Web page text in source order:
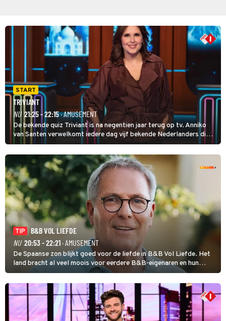
START
TRIVIANT
NU 21:25 - 22:15· AMUSEMENT
De bekende quiz Triviant is na negentien jaar terug op tv. Anniko
van Santen verwelkomt iedere dag vijf bekende Nederlanders die
vragen beantwoorden in verschillende categorieën. De beste
speler gaat direct door naar de finaleweek.
TIP
B&B VOL LIEFDE
NU 20:53 - 22:21· AMUSEMENT
De Spaanse zon blijkt goed voor de liefde in B&B Vol Liefde. Het
land bracht al veel moois voor eerdere B&B-eigenaren en hun
partners. Ook Paul runt zijn gastenverblijf in Spanje. De 62-jarige
weduwnaar stuurt aan op een nieuw hoofdstuk.